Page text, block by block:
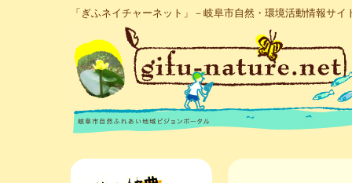
「ぎふネイチャーネット」－岐阜市自然・環境活動情報サイ